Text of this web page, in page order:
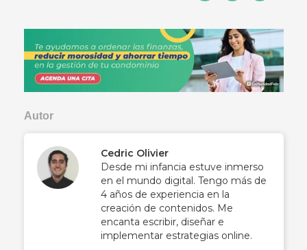
Autor
Cedric Olivier
Desde mi infancia estuve inmerso
en el mundo digital. Tengo más de
4 años de experiencia en la
creación de contenidos. Me
encanta escribir, diseñar e
implementar estrategias online.